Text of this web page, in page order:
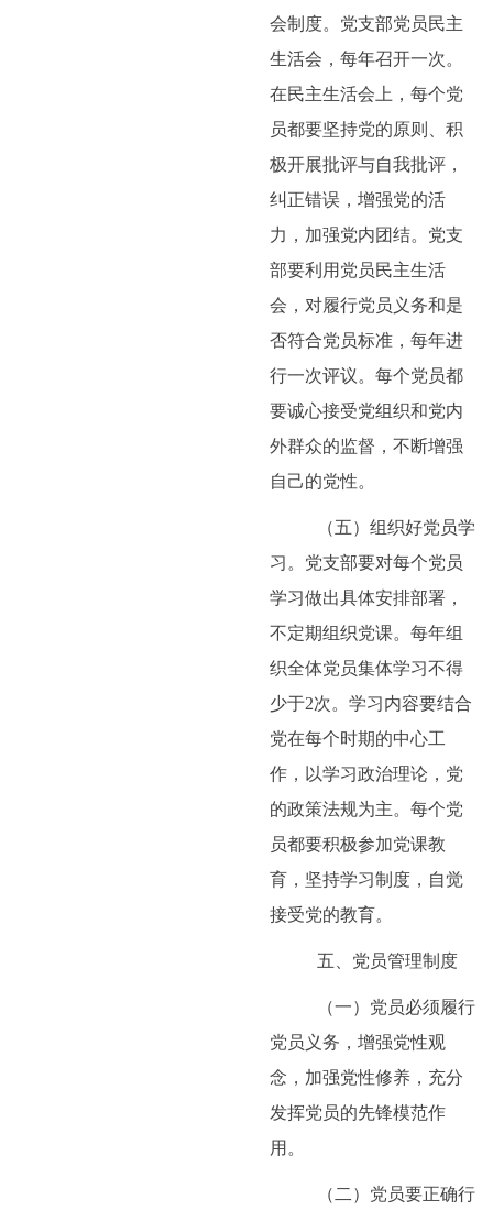
会制度。党支部党员民主
生活会，每年召开一次。
在民主生活会上，每个党
员都要坚持党的原则、积
极开展批评与自我批评，
纠正错误，增强党的活
力，加强党内团结。党支
部要利用党员民主生活
会，对履行党员义务和是
否符合党员标准，每年进
行一次评议。每个党员都
要诚心接受党组织和党内
外群众的监督，不断增强
自己的党性。
（五）组织好党员学
习。党支部要对每个党员
学习做出具体安排部署，
不定期组织党课。每年组
织全体党员集体学习不得
少于2次。学习内容要结合
党在每个时期的中心工
作，以学习政治理论，党
的政策法规为主。每个党
员都要积极参加党课教
育，坚持学习制度，自觉
接受党的教育。
五、党员管理制度
（一）党员必须履行
党员义务，增强党性观
念，加强党性修养，充分
发挥党员的先锋模范作
用。
（二）党员要正确行